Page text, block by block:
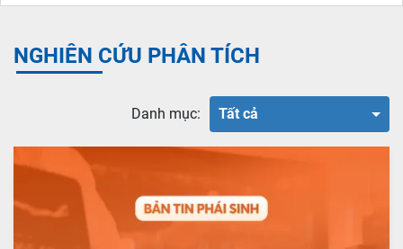
NGHIÊN CỨU PHÂN TÍCH
Danh mục: Tất cả